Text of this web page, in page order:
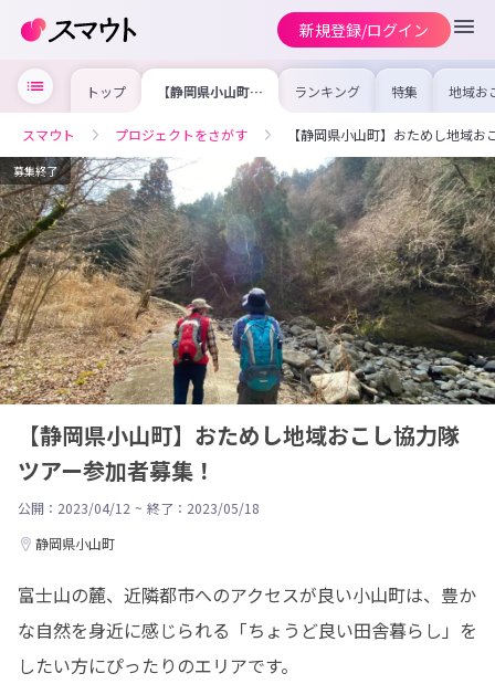
新規登録/ログイン
トップ 【静岡県小山町】
おためし地域おこ
加者募集！
ランキング 特集 地域お
の求
を集め
事内容
を比較
合った
けよう
スマウト プロジェクトをさがす 【静岡県小山町】おためし地域
募集終了
【静岡県小山町】おためし地域おこし協力隊
ツアー参加者募集！
公開：2023/04/12 ~ 終了：2023/05/18
静岡県小山町
富士山の麓、近隣都市へのアクセスが良い小山町は、豊か
な自然を身近に感じられる「ちょうど良い田舎暮らし」を
したい方にぴったりのエリアです。